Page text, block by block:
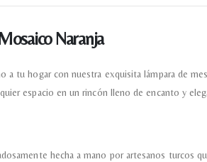
Naranja
tu hogar con nuestra exquisita lámpara de
espacio en un rincón lleno de encanto y
hecha a mano por artesanos turcos